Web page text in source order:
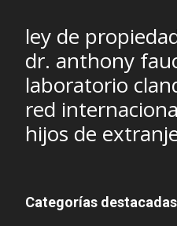
ley de
dr. anthony
laboratorio
red
hijos de
Categorías destacadas